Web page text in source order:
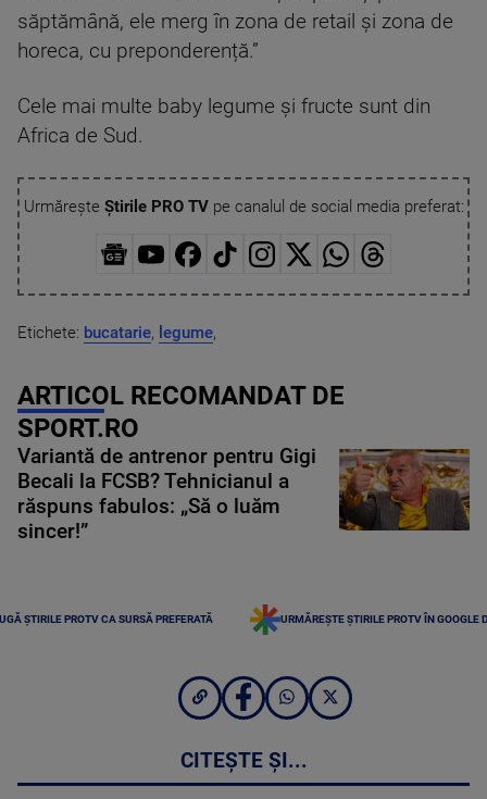
săptămână, ele merg în zona de retail și zona de
horeca, cu preponderență.”
Cele mai multe baby legume și fructe sunt din
Africa de Sud.
Urmărește Știrile PRO TVpe canalul de social media preferat:
Etichete: bucatarie, legume,
ARTICOL RECOMANDAT DE
SPORT.RO
Variantă de antrenor pentru Gigi
Becali la FCSB? Tehnicianul a
răspuns fabulos: „Să o luăm
sincer!”
ȘTIRILE PROTV CA SURSĂ PREFERATĂ URMĂREȘTE ȘTIRILE PROTV ÎN GOOGLE
CITEȘTE ȘI...